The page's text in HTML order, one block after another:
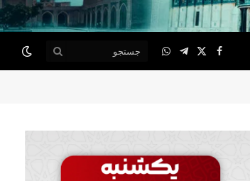
Facebook
X
(Twitter)
Telegram
WhatsApp